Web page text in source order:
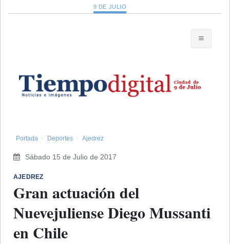
9 DE JULIO
Portada Deportes Ajedrez
Sábado 15 de Julio de 2017
AJEDREZ
Gran actuación del
Nuevejuliense Diego Mussanti
en Chile